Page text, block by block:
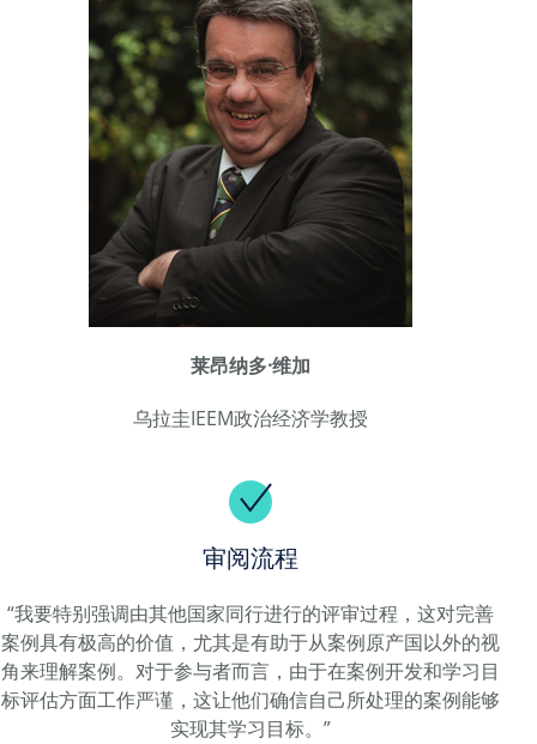
莱昂纳多·维加
乌拉圭IEEM政治经济学教授
审阅流程
“我要特别强调由其他国家同行进行的评审过程，这对完善
案例具有极高的价值，尤其是有助于从案例原产国以外的视
角来理解案例。对于参与者而言，由于在案例开发和学习目
标评估方面工作严谨，这让他们确信自己所处理的案例能够
实现其学习目标。”